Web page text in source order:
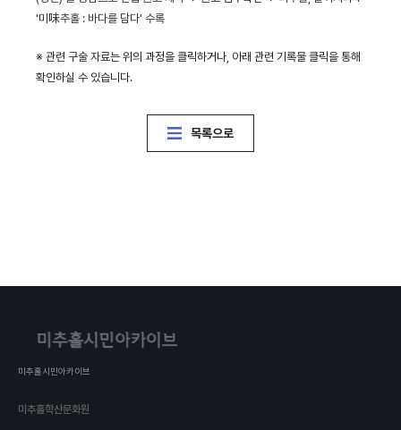
'미味추홀 : 바다를 담다' 수록
※ 관련 구술 자료는 위의 과정을 클릭하거나, 아래 관련 기록물 클릭을 통해
확인하실 수 있습니다.
목록으로
미추홀시민아카이브
미추홀학산문화원